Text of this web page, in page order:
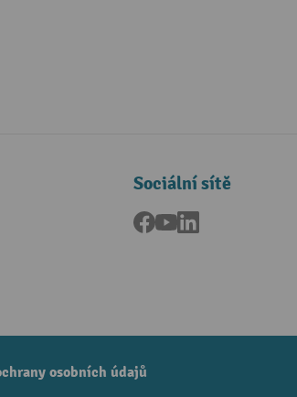
Sociální sítě
Facebook
YouTube
osobních údajů